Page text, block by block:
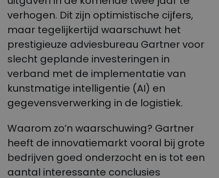
verhogen. Dit zijn optimistische cijfers,
maar tegelijkertijd waarschuwt het
prestigieuze adviesbureau Gartner voor
slecht geplande investeringen in
verband met de implementatie van
kunstmatige intelligentie (AI) en
gegevensverwerking in de logistiek.
Waarom zo’n waarschuwing? Gartner
heeft de innovatiemarkt vooral bij grote
bedrijven goed onderzocht en is tot een
aantal interessante conclusies